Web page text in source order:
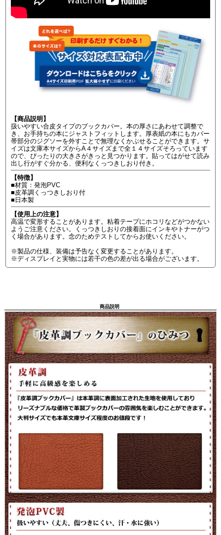
【商品説明】
扱いやすい合皮タイプのブックカバー。本の厚さにあわせて調整で
き、お手持ちの本にジャストフィットします。厚表紙の本にもカバー
帯部分のジグソーを外すことで無理なくかぶせることができます。サ
イズは文庫本サイズからA４サイズまで全１４サイズそろっています
ので、ぴったりの大きさがきっと見つかります。貼ってはがせて読み
出し行がすぐ分かる、便利なくっつきしおり付き。
【特徴】
■材質：発泡PVC
■皮革調くっつきしおり付
■日本製
【使用上の注意】
高温で変形することがあります。粘着テープにホコリなどがつかない
ようご注意ください。くっつきしおりの接着面にインキやトナーがつ
く場合があります。念のためテストしてからお使いください。
※製品の仕様、装備は予告なく変更することがあります。
※ディスプレイと実物には若干の色の差が出る場合がございます。
商品説明